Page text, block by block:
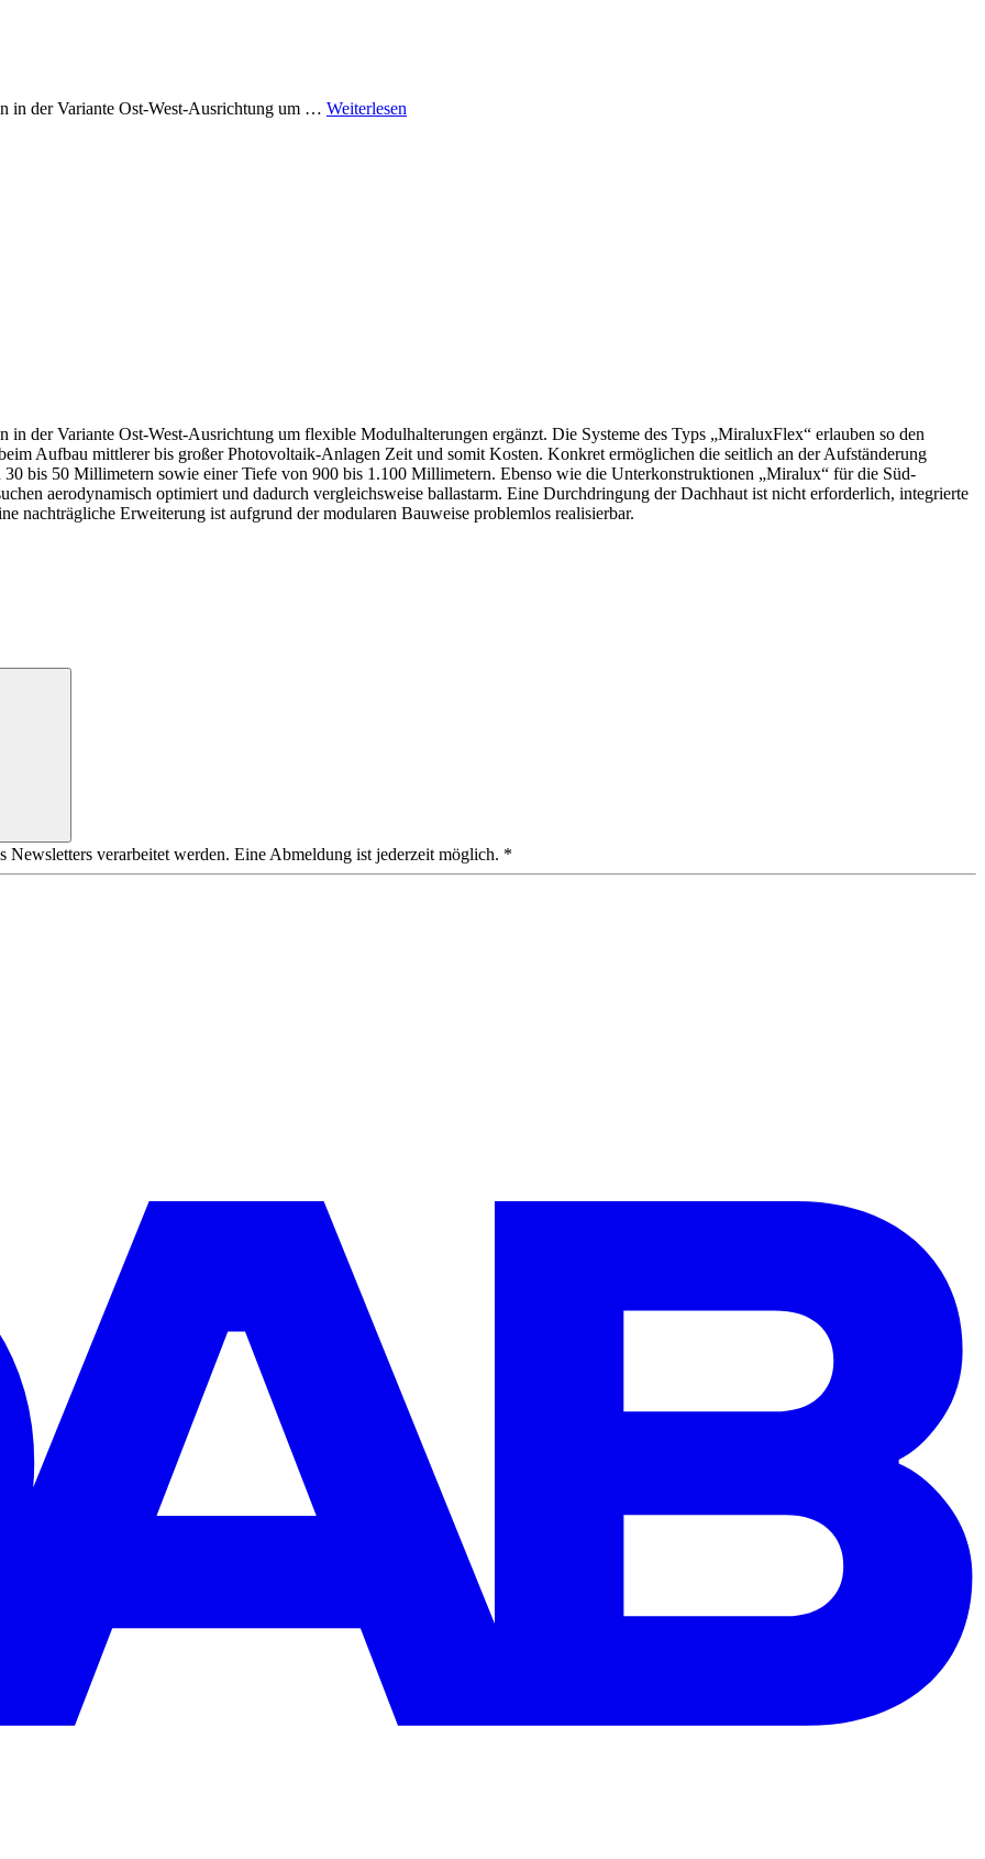
in der Variante Ost-West-Ausrichtung um … Weiterlesen
der Variante Ost-West-Ausrichtung um flexible Modulhalterungen ergänzt. Die Systeme des Typs „MiraluxFlex“ erlauben so den
Aufbau mittlerer bis großer Photovoltaik-Anlagen Zeit und somit Kosten. Konkret ermöglichen die seitlich an der Aufständerung
bis 50 Millimetern sowie einer Tiefe von 900 bis 1.100 Millimetern. Ebenso wie die Unterkonstruktionen „Miralux“ für die Süd-
aerodynamisch optimiert und dadurch vergleichsweise ballastarm. Eine Durchdringung der Dachhaut ist nicht erforderlich, integrierte
nachträgliche Erweiterung ist aufgrund der modularen Bauweise problemlos realisierbar.
Newsletters verarbeitet werden. Eine Abmeldung ist jederzeit möglich. *